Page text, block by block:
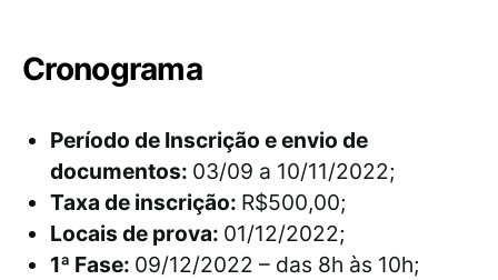
Cronograma
Período de Inscrição e envio de
documentos: 03/09 a 10/11/2022;
Taxa de inscrição: R$500,00;
Locais de prova: 01/12/2022;
1ª Fase: 09/12/2022 – das 8h às 10h;